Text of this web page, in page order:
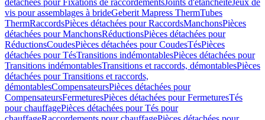
détachées pour Fixations de raccordementsJoints d'étanchéitéJeux de
vis pour assemblages à brideGeberit Mapress ThermTubes
ThermRaccordsPièces détachées pour RaccordsManchonsPièces
détachées pour ManchonsRéductionsPièces détachées pour
RéductionsCoudesPièces détachées pour CoudesTésPièces
détachées pour TésTransitions indémontablesPièces détachées pour
Transitions indémontablesTransitions et raccords, démontablesPièces
détachées pour Transitions et raccords,
démontablesCompensateursPièces détachées pour
CompensateursFermeturesPièces détachées pour FermeturesTés
pour chauffagePièces détachées pour Tés pour